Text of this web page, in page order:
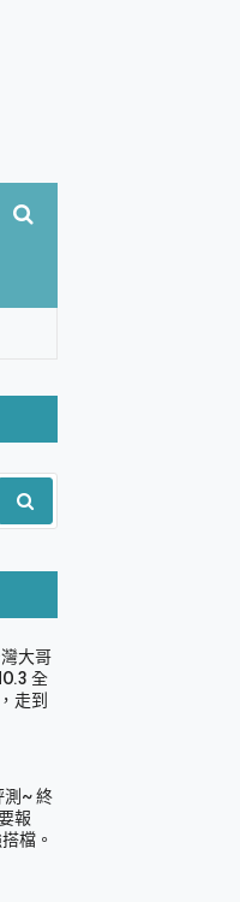
評
浸
大哥
全
走到
測~ 終
報
檔。